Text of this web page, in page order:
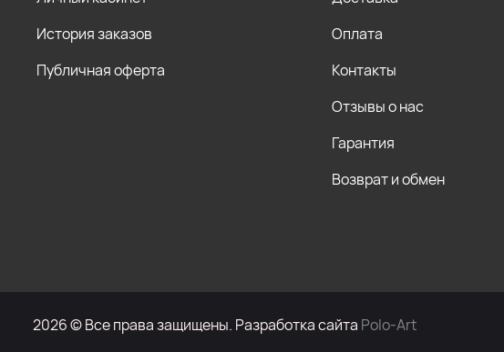
История заказов
Публичная оферта
Оплата
Контакты
Отзывы о нас
Гарантия
Возврат и обмен
2026 © Все права защищены. Разработка сайта Polo-Art